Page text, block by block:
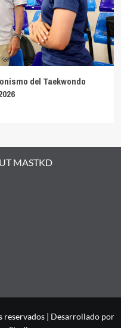
del Taekwondo
MASTKD